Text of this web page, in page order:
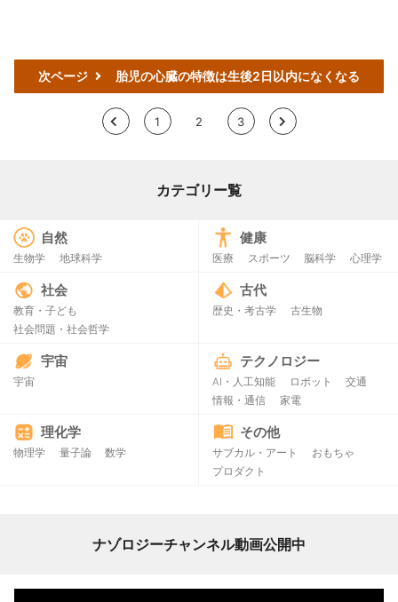
次ページ 胎児の心臓の特徴は生後2日以内になくなる
< 1 2 3 >
カテゴリー覧
自然
生物学 地球科学
健康
医療 スポーツ 脳科学 心理学
社会
教育・子ども
社会問題・社会哲学
古代
歴史・考古学 古生物
宇宙
宇宙
テクノロジー
AI・人工知能 ロボット
交通
情報・通信
家電
理化学
物理学 量子論 数学
その他
サブカル・アート
おもちゃ
プロダクト
ナゾロジーチャンネル動画公開中